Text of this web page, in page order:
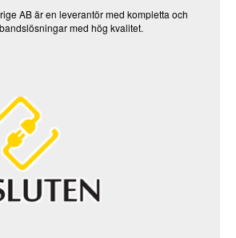
AB är en leverantör med kompletta och
med hög kvalitet.